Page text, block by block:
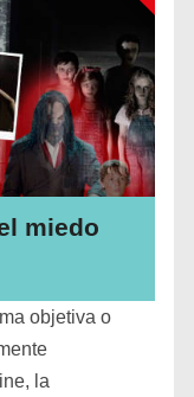
miedo
objetiva o
la